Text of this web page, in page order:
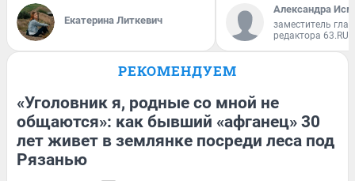
Екатерина Литкевич
Александра
заместитель
редактора 63.RU
РЕКОМЕНДУЕМ
«Уголовник я, родные со мной не
общаются»: как бывший «афганец» 30
лет живет в землянке посреди леса под
Рязанью